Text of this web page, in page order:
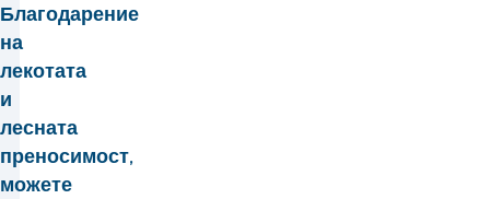
Благодарение
на
лекотата
и
лесната
преносимост,
можете